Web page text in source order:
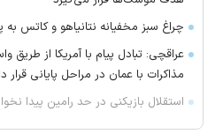
چراغ سبز مخفیانه نتانیاهو و کاتس به
عراقچی: تبادل پیام با آمریکا از
مذاکرات با عمان در مراحل پایانی قرار
استقلال بازیکنی در حد رامین پیدا